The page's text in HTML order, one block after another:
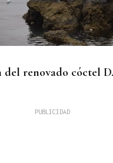
renovado cóctel